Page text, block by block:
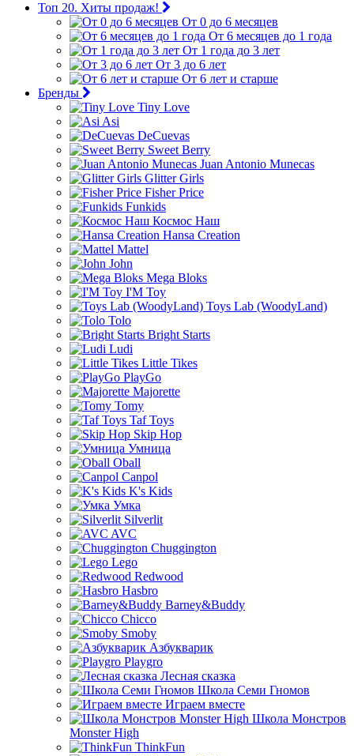
Топ 20. Хиты продаж!
От 0 до 6 месяцев
От 6 месяцев до 1 года
От 1 года до 3 лет
От 3 до 6 лет
От 6 лет и старше
Бренды
Tiny Love
Asi
DeCuevas
Sweet Berry
Juan Antonio Munecas
Glitter Girls
Fisher Price
Funkids
Космос Наш
Hansa Creation
Mattel
John
Mega Bloks
I'M Toy
Toys Lab (WoodyLand)
Tolo
Bright Starts
Ludi
Little Tikes
PlayGo
Majorette
Tomy
Taf Toys
Skip Hop
Умница
Oball
Canpol
K's Kids
Умка
Silverlit
AVC
Chuggington
Lego
Redwood
Hasbro
Barney&Buddy
Chicco
Smoby
Азбукварик
Playgro
Лесная сказка
Школа Семи Гномов
Играем вместе
Школа Монстров
Monster High
ThinkFun